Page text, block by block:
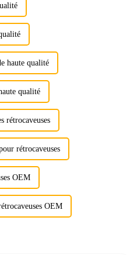
haute qualité
qualité
rétrocaveuses
rétrocaveuses
OEM
OEM